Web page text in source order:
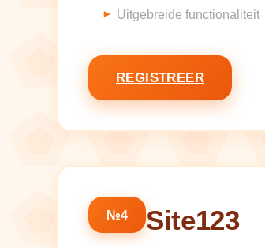
Uitgebreide functionaliteit
REGISTREER
№4 Site123